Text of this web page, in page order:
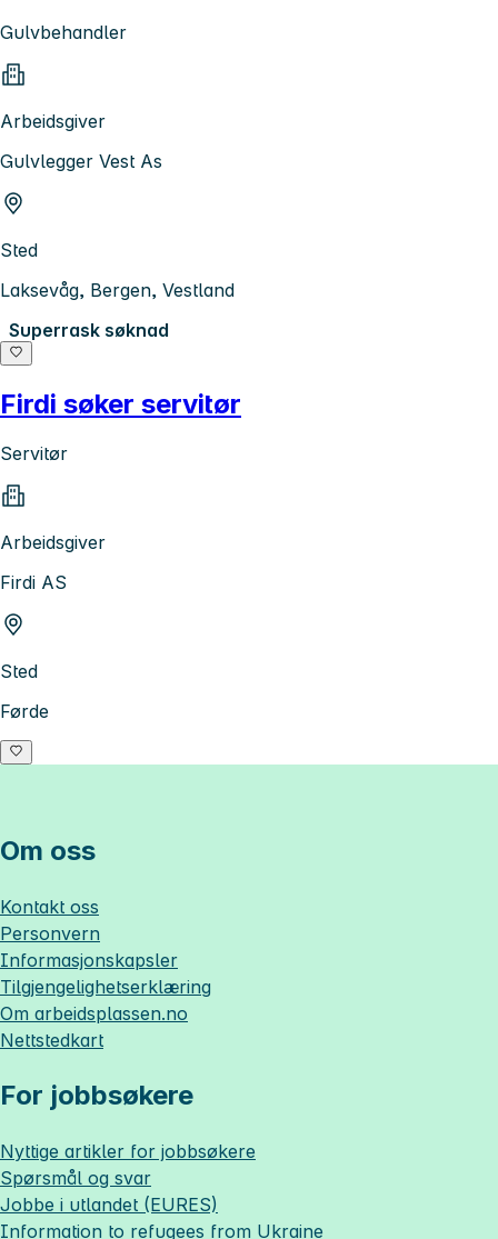
Gulvbehandler
Arbeidsgiver
Gulvlegger Vest As
Sted
Laksevåg, Bergen, Vestland
Superrask søknad
Firdi søker servitør
Servitør
Arbeidsgiver
Firdi AS
Sted
Førde
Om oss
Kontakt oss
Personvern
Informasjonskapsler
Tilgjengelighetserklæring
Om arbeidsplassen.no
Nettstedkart
For jobbsøkere
Nyttige artikler for jobbsøkere
Spørsmål og svar
Jobbe i utlandet (EURES)
Information to refugees from Ukraine